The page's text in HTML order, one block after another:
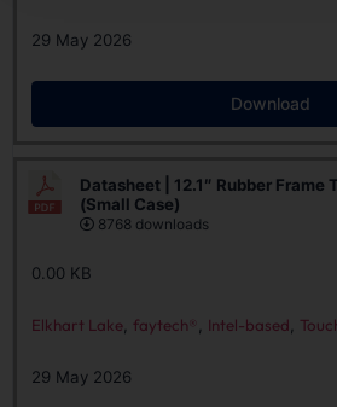
29 May 2026
Download
Datasheet | 12.1″ Rubber Frame
(Small Case)
8768 downloads
0.00 KB
Elkhart Lake faytech® Intel-based
29 May 2026